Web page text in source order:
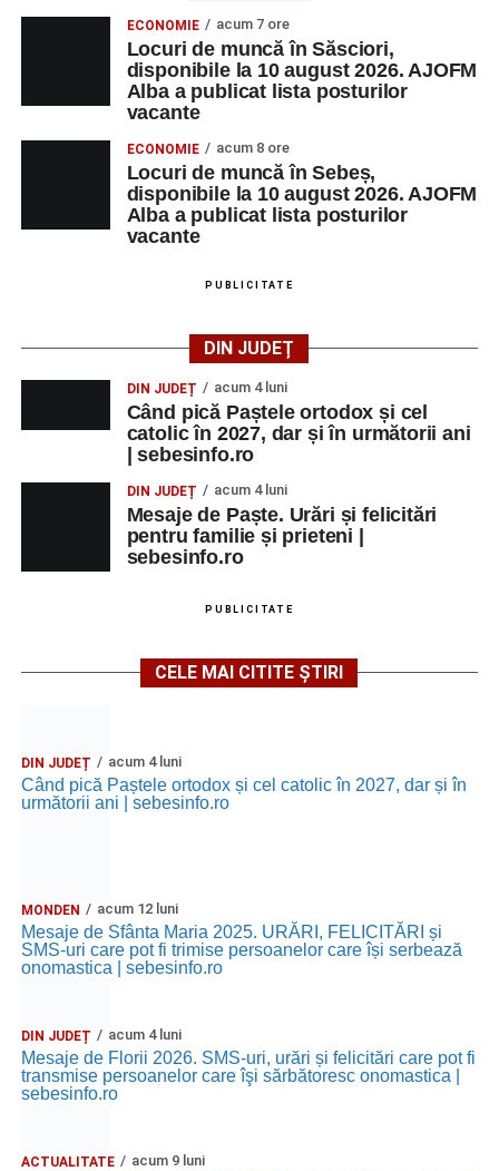
Urmărește-ne pe Google News
Ultimele știri din Sebeș
Incendiu la un autoturism pe Autostrada A1, în zona
localității Sibișeni
Școala de Fotbal Valea Frumoasei își întărește
Cum s-a produs accidentul rutier de pe DN 67C, în
urma căruia patru persoane au ajuns la spital
Messenger WhatsApp
ECONOMIE acum 7 ore
Locuri de muncă în Săsciori,
disponibile la 10 august 2026. AJOFM
Alba a publicat lista posturilor
vacante
ECONOMIE acum 8 ore
Locuri de muncă în Sebeș,
disponibile la 10 august 2026. AJOFM
Alba a publicat lista posturilor
vacante
PUBLICITATE
DIN JUDEȚ
DIN JUDEȚ acum 4 luni
Când pică Paștele ortodox și cel
catolic în 2027, dar și în următorii ani
| sebesinfo.ro
DIN JUDEȚ acum 4 luni
Mesaje de Paște. Urări și felicitări
pentru familie și prieteni |
sebesinfo.ro
PUBLICITATE
CELE MAI CITITE ȘTIRI
DIN JUDEȚ acum 4 luni
Când pică Paștele ortodox și cel catolic în 2027, dar și în
următorii ani | sebesinfo.ro
MONDEN acum 12 luni
Mesaje de Sfânta Maria 2025. URĂRI, FELICITĂRI și
SMS-uri care pot fi trimise persoanelor care își serbează
onomastica | sebesinfo.ro
DIN JUDEȚ acum 4 luni
Mesaje de Florii 2026. SMS-uri, urări și felicitări care pot fi
transmise persoanelor care îşi sărbătoresc onomastica |
sebesinfo.ro
ACTUALITATE acum 9 luni